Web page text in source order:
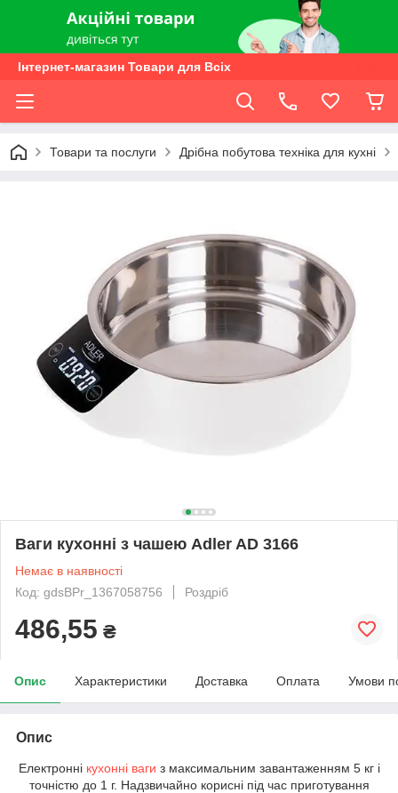
Інтернет-магазин Товари для Всіх
Товари та послуги Дрібна побутова техніка для кухні
Ваги кухонні з чашею Adler AD 3166
Немає в наявності
Код: gdsBPr_1367058756
Роздріб
486,55 ₴
Опис Характеристики Доставка Оплата Умови
Опис
Електронні кухонні ваги з максимальним завантаженням 5 кг і
точністю до 1 г. Надзвичайно корисні під час приготування